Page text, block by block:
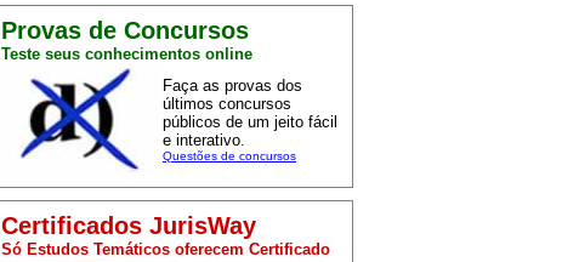
Provas de Concursos
Teste seus conhecimentos online
Faça as provas dos
últimos concursos
públicos de um jeito fácil
e interativo.
Questões de concursos
Certificados JurisWay
Só Estudos Temáticos oferecem Certificado